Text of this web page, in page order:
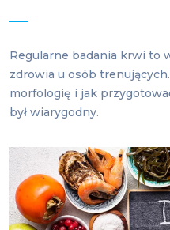
Regularne badania krwi to
zdrowia u osób
morfologię i jak
był wiarygodny.